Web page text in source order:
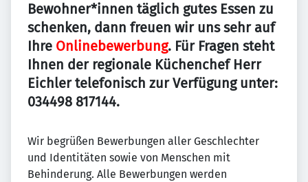
Bewohner*innen täglich gutes Essen zu
schenken, dann freuen wir uns sehr auf
Ihre Onlinebewerbung. Für Fragen steht
Ihnen der regionale Küchenchef Herr
Eichler telefonisch zur Verfügung unter:
034498 817144.
Wir begrüßen Bewerbungen aller Geschlechter
und Identitäten sowie von Menschen mit
Behinderung. Alle Bewerbungen werden